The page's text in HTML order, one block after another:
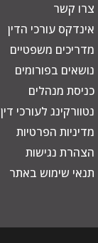
צרו קשר
אינדקס עורכי הדין
מדריכים משפטיים
נושאים בפורומים
כניסת מנהלים
נטוורקינג לעורכי דין
מדיניות הפרטיות
הצהרת נגישות
תנאי שימוש באתר